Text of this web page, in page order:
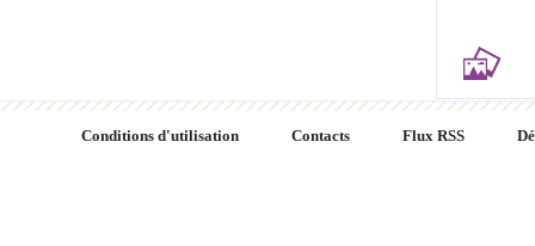
Conditions d'utilisation Contacts Flux RSS